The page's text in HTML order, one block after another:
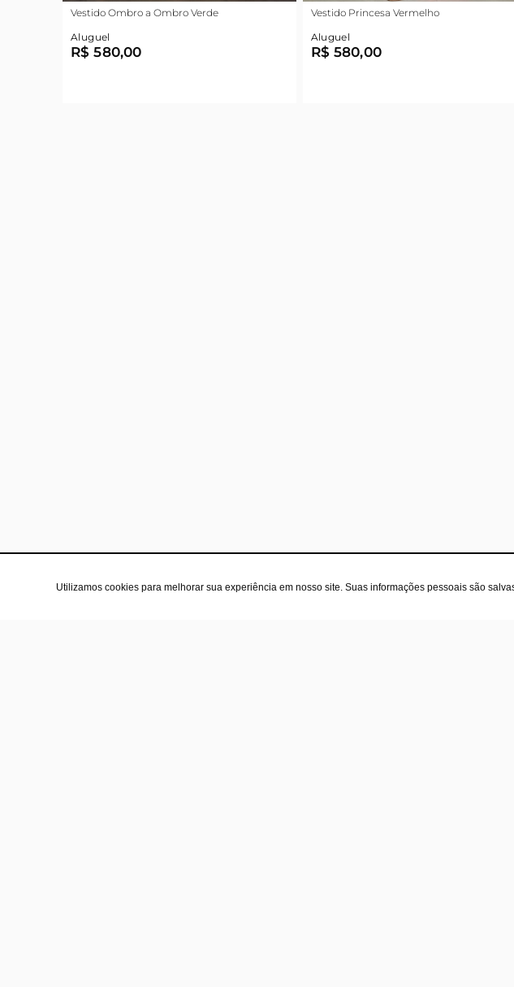
Vestido Ombro a Ombro Verde
Aluguel
R$ 580,00
Vestido Princesa Vermelho
Aluguel
R$ 580,00
Utilizamos cookies para melhorar sua experiência em nosso site. Suas informações pessoais são